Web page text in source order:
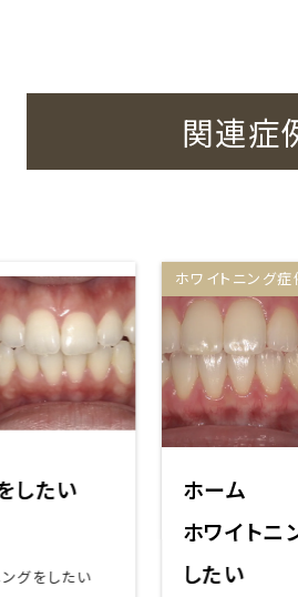
関連症
い
ホワイトニング症例
ホワイトニングを